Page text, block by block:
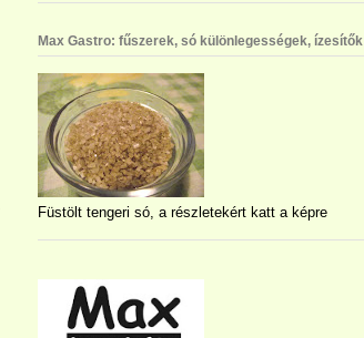
Max Gastro: fűszerek, só különlegességek, ízesítők
Füstölt tengeri só, a részletekért katt a képre